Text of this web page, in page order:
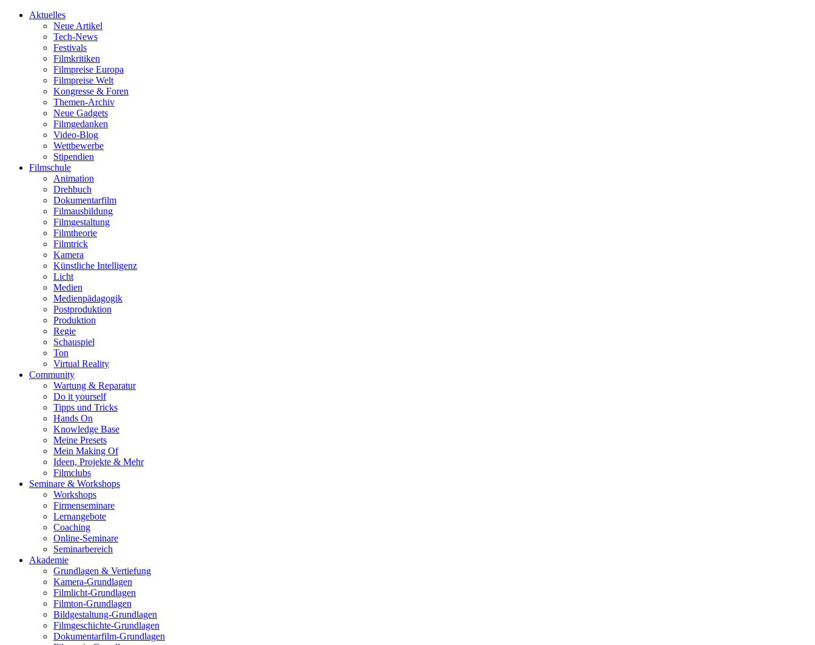
Aktuelles
Neue Artikel
Tech-News
Festivals
Filmkritiken
Filmpreise Europa
Filmpreise Welt
Kongresse & Foren
Themen-Archiv
Neue Gadgets
Filmgedanken
Video-Blog
Wettbewerbe
Stipendien
Filmschule
Animation
Drehbuch
Dokumentarfilm
Filmausbildung
Filmgestaltung
Filmtheorie
Filmtrick
Kamera
Künstliche Intelligenz
Licht
Medien
Medienpädagogik
Postproduktion
Produktion
Regie
Schauspiel
Ton
Virtual Reality
Community
Wartung & Reparatur
Do it yourself
Tipps und Tricks
Hands On
Knowledge Base
Meine Presets
Mein Making Of
Ideen, Projekte & Mehr
Filmclubs
Seminare & Workshops
Workshops
Firmenseminare
Lernangebote
Coaching
Online-Seminare
Seminarbereich
Akademie
Grundlagen & Vertiefung
Kamera-Grundlagen
Filmlicht-Grundlagen
Filmton-Grundlagen
Bildgestaltung-Grundlagen
Filmgeschichte-Grundlagen
Dokumentarfilm-Grundlagen